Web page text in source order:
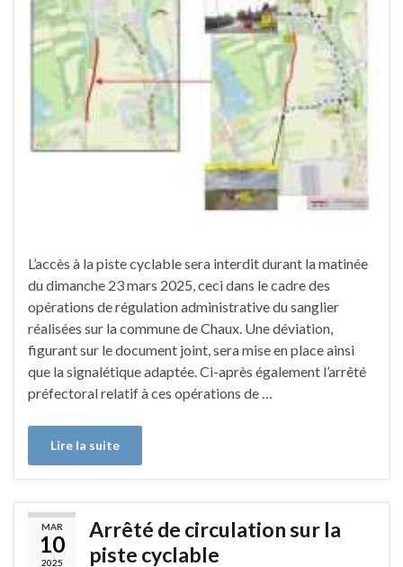
L’accès à la piste cyclable sera interdit durant la matinée
du dimanche 23 mars 2025, ceci dans le cadre des
opérations de régulation administrative du sanglier
réalisées sur la commune de Chaux. Une déviation,
figurant sur le document joint, sera mise en place ainsi
que la signalétique adaptée. Ci-après également l’arrêté
préfectoral relatif à ces opérations de …
Lire la suite
MAR
10
2025
Arrêté de circulation sur la
piste cyclable